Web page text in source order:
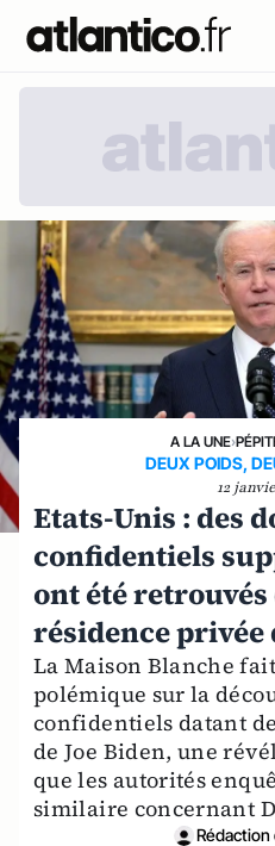
A LA UNE›
DEUX POIDS,
12
Etats-Unis : des
confidentiels
ont été
résidence privée
La Maison Blanche
polémique sur la
confidentiels datant
de Joe Biden, une
que les autorités
similaire concernant